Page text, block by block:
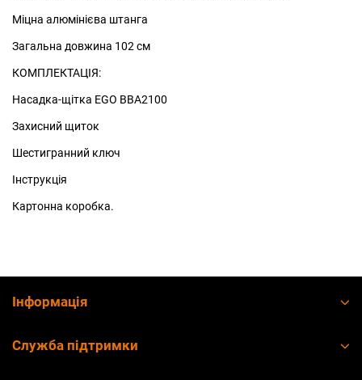
Міцна алюмінієва штанга
Загальна довжина 102 см
КОМПЛЕКТАЦІЯ:
Насадка-щітка EGO BBA2100
Захисний щиток
Шестигранний ключ
Інструкція
Картонна коробка.
Інформація
Служба підтримки